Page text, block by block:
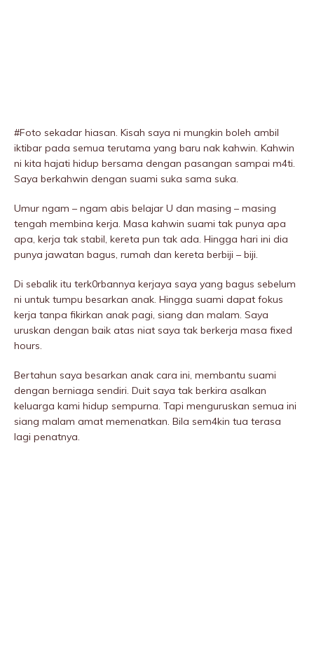
#Foto sekadar hiasan. Kisah saya ni mungkin boleh ambil
iktibar pada semua terutama yang baru nak kahwin. Kahwin
ni kita hajati hidup bersama dengan pasangan sampai m4ti.
Saya berkahwin dengan suami suka sama suka.
Umur ngam – ngam abis belajar U dan masing – masing
tengah membina kerja. Masa kahwin suami tak punya apa
apa, kerja tak stabil, kereta pun tak ada. Hingga hari ini dia
punya jawatan bagus, rumah dan kereta berbiji – biji.
Di sebalik itu terk0rbannya kerjaya saya yang bagus sebelum
ni untuk tumpu besarkan anak. Hingga suami dapat fokus
kerja tanpa fikirkan anak pagi, siang dan malam. Saya
uruskan dengan baik atas niat saya tak berkerja masa fixed
hours.
Bertahun saya besarkan anak cara ini, membantu suami
dengan berniaga sendiri. Duit saya tak berkira asalkan
keluarga kami hidup sempurna. Tapi menguruskan semua ini
siang malam amat memenatkan. Bila sem4kin tua terasa
lagi penatnya.